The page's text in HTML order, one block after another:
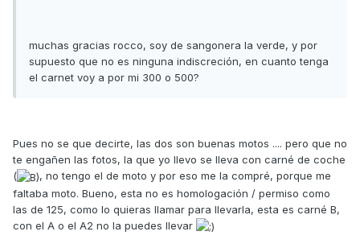
muchas gracias rocco, soy de sangonera la verde, y por
supuesto que no es ninguna indiscreción, en cuanto tenga
el carnet voy a por mi 300 o 500?
Pues no se que decirte, las dos son buenas motos .... pero que no
te engañen las fotos, la que yo llevo se lleva con carné de coche
(
, no tengo el de moto y por eso me la compré, porque me
faltaba moto. Bueno, esta no es homologación / permiso como
las de 125, como lo quieras llamar para llevarla, esta es carné B,
con el A o el A2 no la puedes llevar